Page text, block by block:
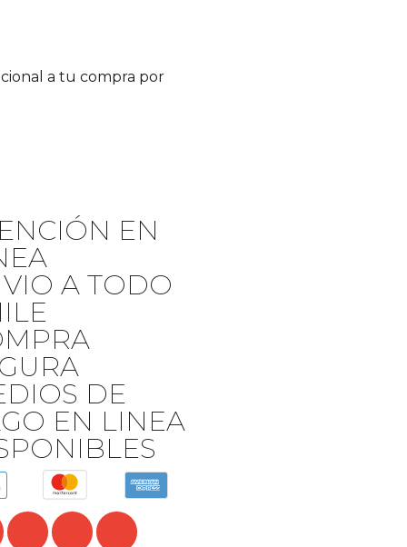
a tu compra por
EN
A TODO
DE
EN LINEA